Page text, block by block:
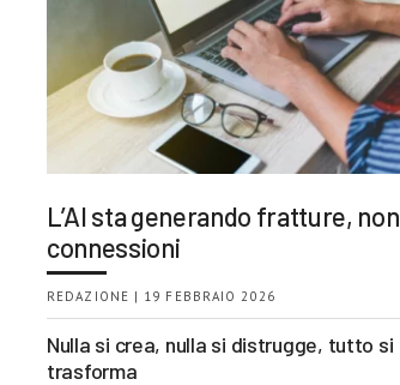
L’AI sta generando fratture, non
connessioni
REDAZIONE | 19 FEBBRAIO 2026
Nulla si crea, nulla si distrugge, tutto si
trasforma